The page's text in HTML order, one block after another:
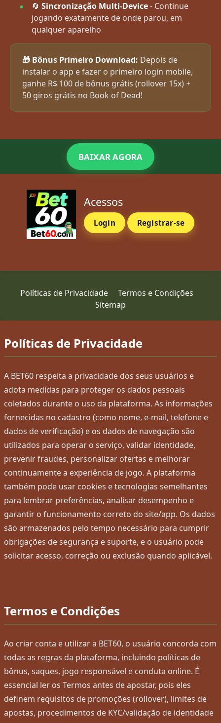
🔄 Sincronização Multi-Device- Continue
jogando exatamente de onde parou, em
qualquer aparelho
🎁 Bônus Primeiro Download: Depois de
instalar o app e fazer o primeiro login mobile,
ganhe R$ 100 de bônus grátis (rollover 15x) +
50 giros grátis no Book of Dead!
BAIXAR AGORA
Acessos
Login Registrar-se
Políticas de Privacidade
Termos e Condições
Sitemap
Políticas de Privacidade
A BET60 respeita a privacidade dos seus usuários e
adota medidas para proteger os dados pessoais
coletados durante o uso da plataforma. As informações
fornecidas no cadastro (como nome, e-mail, telefone e
dados de verificação) e os dados de navegação são
utilizados para operar o serviço, validar identidade,
prevenir fraudes, personalizar ofertas e melhorar
continuamente a experiência de jogo. A plataforma
também pode usar cookies e tecnologias semelhantes
para lembrar preferências, analisar desempenho e
garantir o funcionamento correto do site/app. Os dados
são armazenados pelo tempo necessário para cumprir
obrigações de segurança e suporte, e o usuário pode
solicitar acesso, correção ou exclusão quando aplicável.
Termos e Condições
Ao criar conta e utilizar a BET60, o usuário concorda com
todas as regras da plataforma, incluindo políticas de
bônus, saques, jogo responsável e conduta online. É
essencial ler os Termos antes de apostar, pois eles
definem requisitos de promoções (rollover), limites de
apostas, procedimentos de KYC/validação de identidade